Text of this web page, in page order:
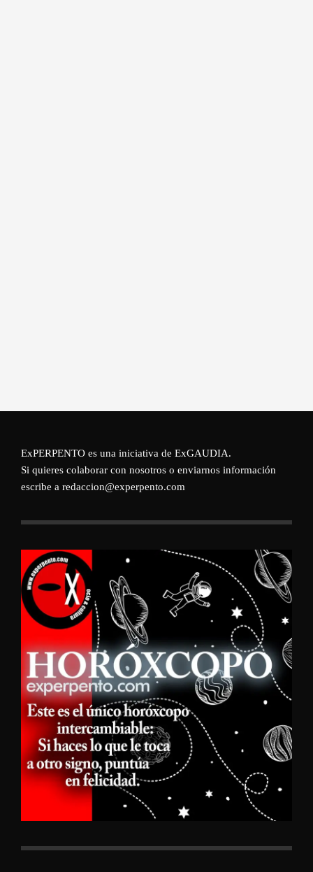
ExPERPENTO es una iniciativa de ExGAUDIA.
Si quieres colaborar con nosotros o enviarnos información
escribe a redaccion@experpento.com